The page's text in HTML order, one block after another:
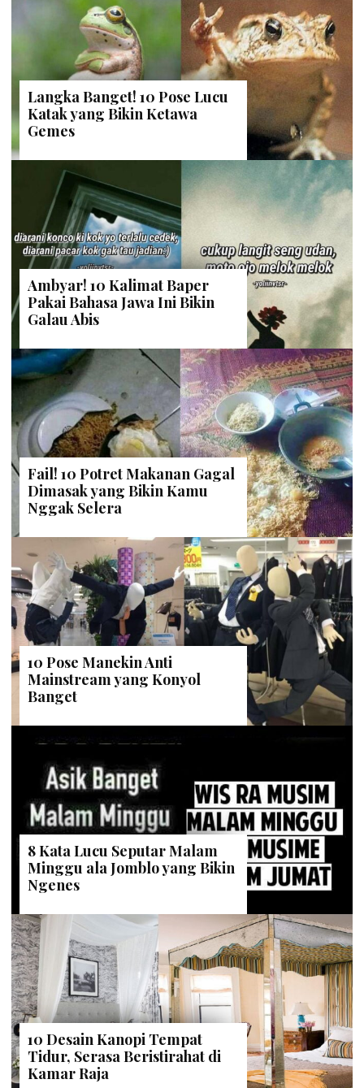
Langka Banget! 10 Pose Lucu
Katak yang Bikin Ketawa
Gemes
Ambyar! 10 Kalimat Baper
Pakai Bahasa Jawa Ini Bikin
Galau Abis
Fail! 10 Potret Makanan Gagal
Dimasak yang Bikin Kamu
Nggak Selera
10 Pose Manekin Anti
Mainstream yang Konyol
Banget
8 Kata Lucu Seputar Malam
Minggu ala Jomblo yang Bikin
Ngenes
10 Desain Kanopi Tempat
Tidur, Serasa Beristirahat di
Kamar Raja